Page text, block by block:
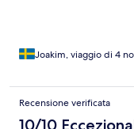
Joakim, viaggio di 4
Recensione verificata